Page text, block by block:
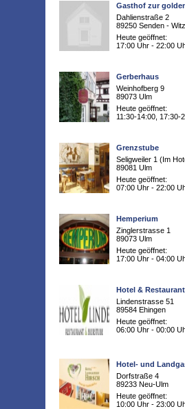
Gasthof zur
Dahlienstraße 2
89250 Senden -
Heute geöffnet:
17:00 Uhr - 22:00
Gerberhaus
Weinhofberg 9
89073 Ulm
Heute geöffnet:
11:30-14:00, 17:30-
Grenzstube
Seligweiler 1 (Im
89081 Ulm
Heute geöffnet:
07:00 Uhr - 22:00
Hemperium
Zinglerstrasse 1
89073 Ulm
Heute geöffnet:
17:00 Uhr - 04:00
Hotel &
Lindenstrasse 51
89584 Ehingen
Heute geöffnet:
06:00 Uhr - 00:00
Hotel- und
Dorfstraße 4
89233 Neu-Ulm
Heute geöffnet:
10:00 Uhr - 23:00